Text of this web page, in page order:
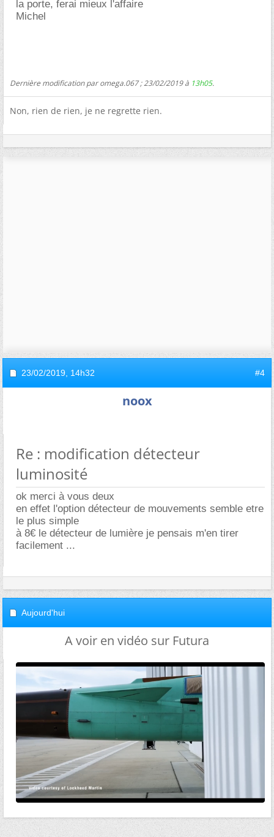
la porte, ferai mieux l'affaire
Michel
Dernière modification par omega.067 ; 23/02/2019 à 13h05.
Non, rien de rien, je ne regrette rien.
23/02/2019, 14h32 #4
noox
Re : modification détecteur
luminosité
ok merci à vous deux
en effet l'option détecteur de mouvements semble etre
le plus simple
à 8€ le détecteur de lumière je pensais m'en tirer
facilement ...
Aujourd'hui
A voir en vidéo sur Futura